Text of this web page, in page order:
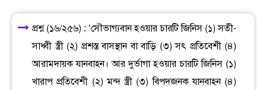
প্রশ্ন (১৬/২৫৬) : ‘সৌভাগ্যবান হওয়ার চারটি জিনিস (১) সতী-
সাধ্বী স্ত্রী (২) প্রশস্ত বাসস্থান বা বাড়ি (৩) সৎ প্রতিবেশী (৪)
আরামদায়ক যানবাহন। আর দুর্ভাগা হওয়ার চারটি জিনিস (১)
খারাপ প্রতিবেশী (২) মন্দ স্ত্রী (৩) বিপদজনক যানবাহন (৪)